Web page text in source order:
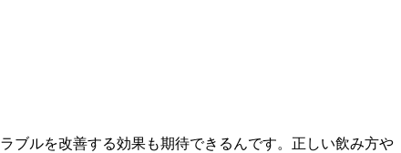
ブルを改善する効果も期待できるんです。正しい飲み方や